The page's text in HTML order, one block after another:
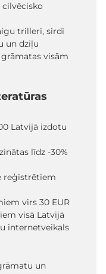
cilvēcisko
trilleri, sirdi
un dziļu
visām
Latvijā izdotu
līdz -30%
reģistrētiem
virs 30 EUR
visā Latvijā
internetveikals
un